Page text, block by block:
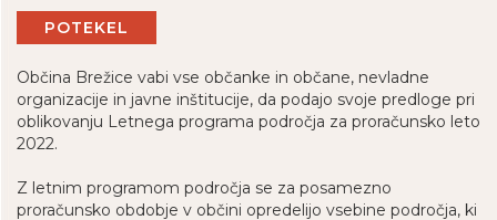
POTEKEL
Občina Brežice vabi vse občanke in občane, nevladne
organizacije in javne inštitucije, da podajo svoje predloge pri
oblikovanju Letnega programa področja za proračunsko leto
2022.
Z letnim programom področja se za posamezno
proračunsko obdobje v občini opredelijo vsebine področja, ki